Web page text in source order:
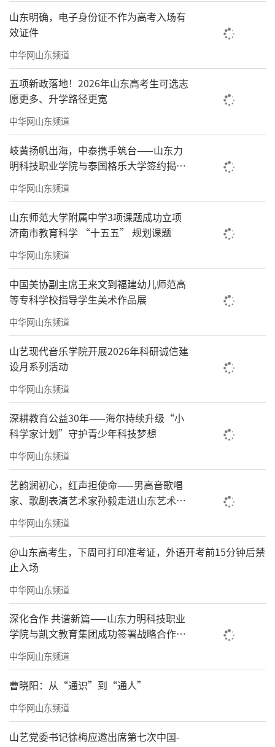
山东明确，电子身份证不作为高考入场有
效证件
中华网山东频道
五项新政落地！2026年山东高考生可选志
愿更多、升学路径更宽
中华网山东频道
岐黄扬帆出海，中泰携手筑台——山东力
明科技职业学院与泰国格乐大学签约揭
牌，共建中医药国际合作基地
中华网山东频道
山东师范大学附属中学3项课题成功立项
济南市教育科学 “十五五” 规划课题
中华网山东频道
中国美协副主席王来文到福建幼儿师范高
等专科学校指导学生美术作品展
中华网山东频道
山艺现代音乐学院开展2026年科研诚信建
设月系列活动
中华网山东频道
深耕教育公益30年——海尔持续升级“小
科学家计划”守护青少年科技梦想
中华网山东频道
艺韵润初心，红声担使命——男高音歌唱
家、歌剧表演艺术家孙毅走进山东艺术学
院讲授主题党课
中华网山东频道
@山东高考生，下周可打印准考证，外语开考前15分钟后禁
止入场
中华网山东频道
深化合作 共谱新篇——山东力明科技职业
学院与凯文教育集团成功签署战略合作协
议
中华网山东频道
曹晓阳：从“通识”到“通人”
中华网山东频道
山艺党委书记徐梅应邀出席第七次中国-